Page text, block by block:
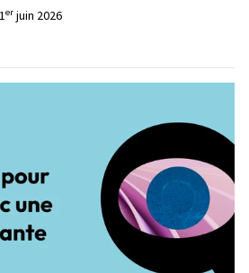
er juin 2026